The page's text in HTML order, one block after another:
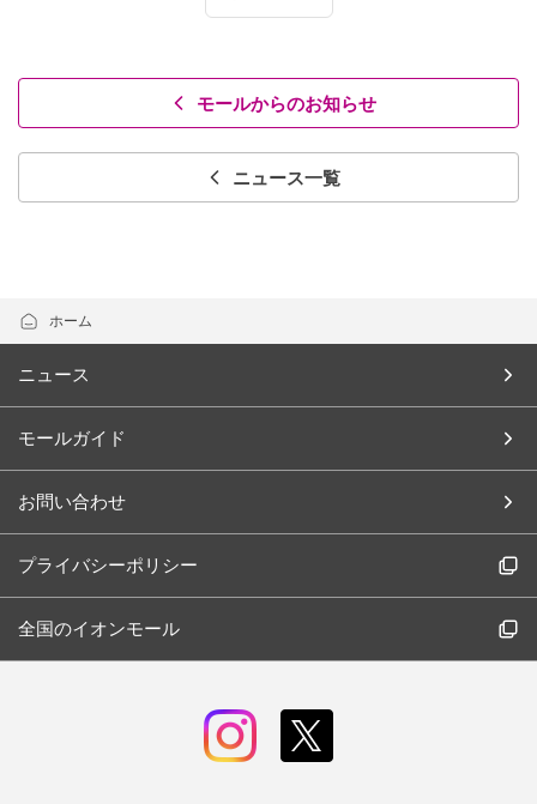
モールからのお知らせ
ニュース一覧
ホーム
ニュース
モールガイド
お問い合わせ
プライバシーポリシー
全国のイオンモール